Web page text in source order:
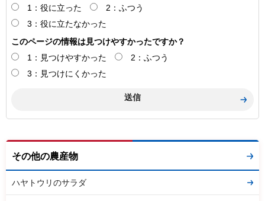
1：役に立った
2：ふつう
3：役に立たなかった
このページの情報は見つけやすかったですか？
1：見つけやすかった
2：ふつう
3：見つけにくかった
その他の農産物
ハヤトウリのサラダ